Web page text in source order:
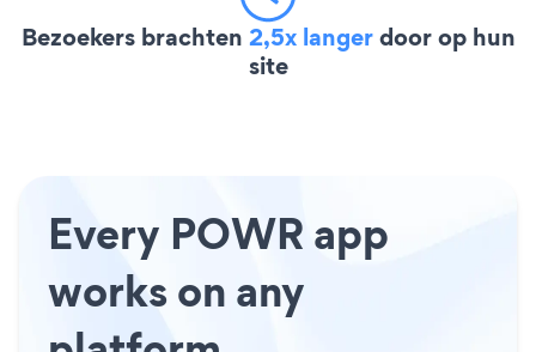
Bezoekers brachten 2,5x langerdoor op hun
site
Every POWR app
works on any